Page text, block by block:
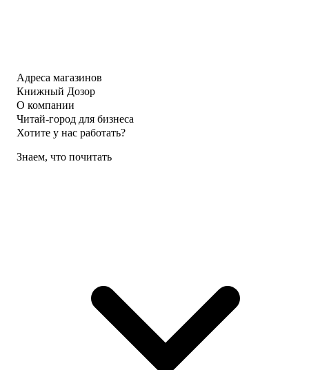
Адреса магазинов
Книжный Дозор
О компании
Читай-город для бизнеса
Хотите у нас работать?
Знаем, что почитать